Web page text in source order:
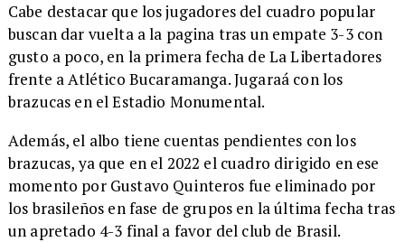
Cabe destacar que los jugadores del cuadro popular
buscan dar vuelta a la pagina tras un empate 3-3 con
gusto a poco, en la primera fecha de La Libertadores
frente a Atlético Bucaramanga. Jugaraá con los
brazucas en el Estadio Monumental.
Además, el albo tiene cuentas pendientes con los
brazucas, ya que en el 2022 el cuadro dirigido en ese
momento por Gustavo Quinteros fue eliminado por
los brasileños en fase de grupos en la última fecha tras
un apretado 4-3 final a favor del club de Brasil.